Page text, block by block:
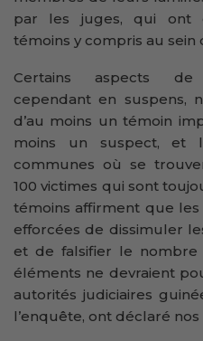
par les juges, qui ont
témoins y compris au sein
Certains aspects de
cependant en suspens,
d’au moins un témoin
moins un suspect, et
communes où se
100 victimes qui sont
témoins affirment que
efforcées de dissimuler
et de falsifier le nombre
éléments ne devraient
autorités judiciaires
l’enquête, ont déclaré nos